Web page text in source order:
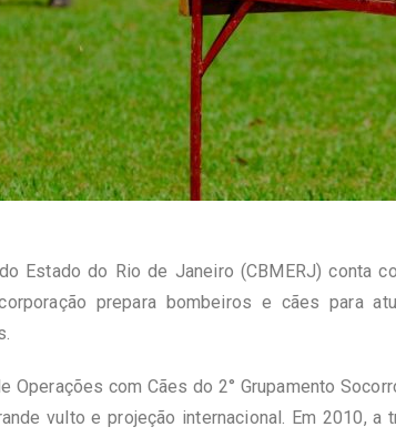
Estado do Rio de Janeiro (CBMERJ) conta
prepara bombeiros e cães para
Operações com Cães do 2° Grupamento
vulto e projeção internacional. Em 2010, a